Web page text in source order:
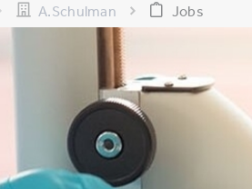
A.Schulman Jobs